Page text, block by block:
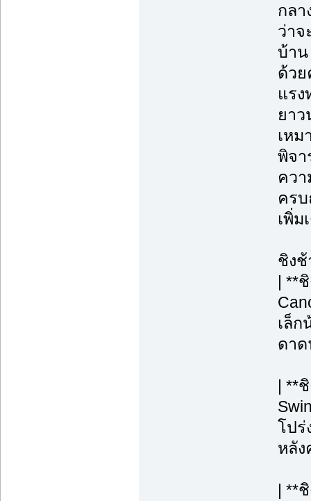
กลา
ว่าจ
บ้าน
ด้วย
แร
ยาว
เหม
พิจา
ควา
คร
เพิ่ม
ชิงช้
| **
เล็ก
ดา
| **
โปร่
หลัง
|